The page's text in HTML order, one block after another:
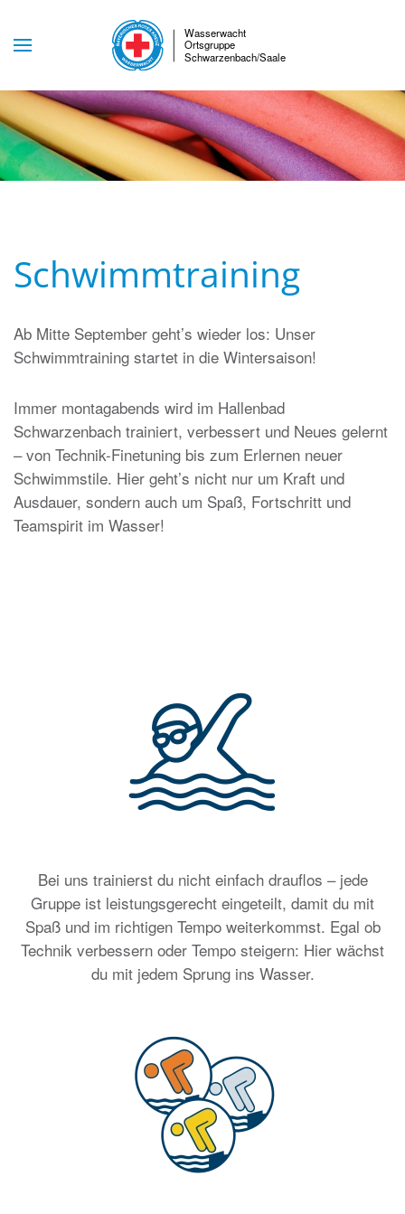
Skip to main content
Schwimmtraining
Ab Mitte September geht’s wieder los: Unser
Schwimmtraining startet in die Wintersaison!
Immer montagabends wird im Hallenbad
Schwarzenbach trainiert, verbessert und Neues gelernt
– von Technik-Finetuning bis zum Erlernen neuer
Schwimmstile. Hier geht’s nicht nur um Kraft und
Ausdauer, sondern auch um Spaß, Fortschritt und
Teamspirit im Wasser!
Bei uns trainierst du nicht einfach drauflos – jede
Gruppe ist leistungsgerecht eingeteilt, damit du mit
Spaß und im richtigen Tempo weiterkommst. Egal ob
Technik verbessern oder Tempo steigern: Hier wächst
du mit jedem Sprung ins Wasser.